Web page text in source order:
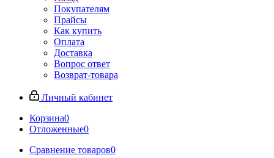
Покупателям
Прайсы
Как купить
Оплата
Доставка
Вопрос ответ
Возврат-товара
Личный кабинет
Корзина0
Отложенные0
Сравнение товаров0